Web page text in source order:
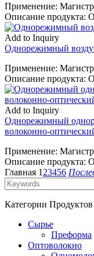
Применение:
Описание продукта:
Add to Inquiry
Однорежимный
Применение:
Описание продукта:
Add to Inquiry
Однорежимный
волоконно-
Применение:
Описание продукта:
Главная 1 23456
Категории Продуктов
Сырье
Преформа
Оптоволокно